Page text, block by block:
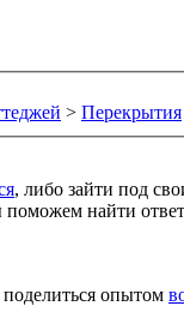
> Перекрытия
, либо зайти под
найти
опытом